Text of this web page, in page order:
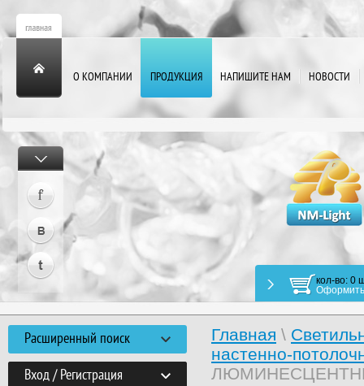
О КОМПАНИИ ПРОДУКЦИЯ НАПИШИТЕ НАМ НОВОСТИ
кол-во: 0
Оформить
Расширенный поиск
Вход / Регистрация
Главная \
настенно-